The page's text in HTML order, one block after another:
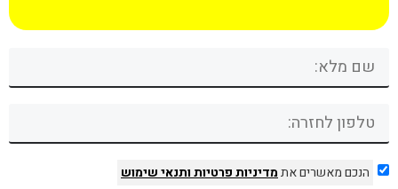
הנכם מאשרים אתמדיניות פרטיותותנאי שימוש